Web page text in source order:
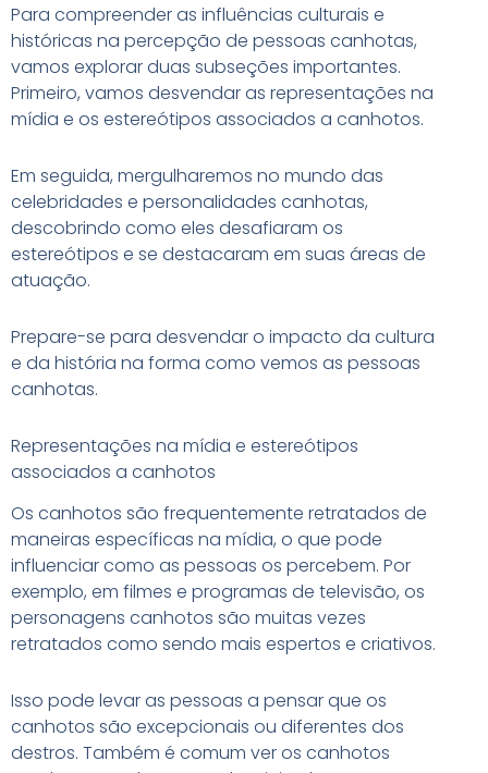
Para compreender as influências culturais e
históricas na percepção de pessoas canhotas,
vamos explorar duas subseções importantes.
Primeiro, vamos desvendar as representações na
mídia e os estereótipos associados a canhotos.
Em seguida, mergulharemos no mundo das
celebridades e personalidades canhotas,
descobrindo como eles desafiaram os
estereótipos e se destacaram em suas áreas de
atuação.
Prepare-se para desvendar o impacto da cultura
e da história na forma como vemos as pessoas
canhotas.
Representações na mídia e estereótipos
associados a canhotos
Os canhotos são frequentemente retratados de
maneiras específicas na mídia, o que pode
influenciar como as pessoas os percebem. Por
exemplo, em filmes e programas de televisão, os
personagens canhotos são muitas vezes
retratados como sendo mais espertos e criativos.
Isso pode levar as pessoas a pensar que os
canhotos são excepcionais ou diferentes dos
destros. Também é comum ver os canhotos